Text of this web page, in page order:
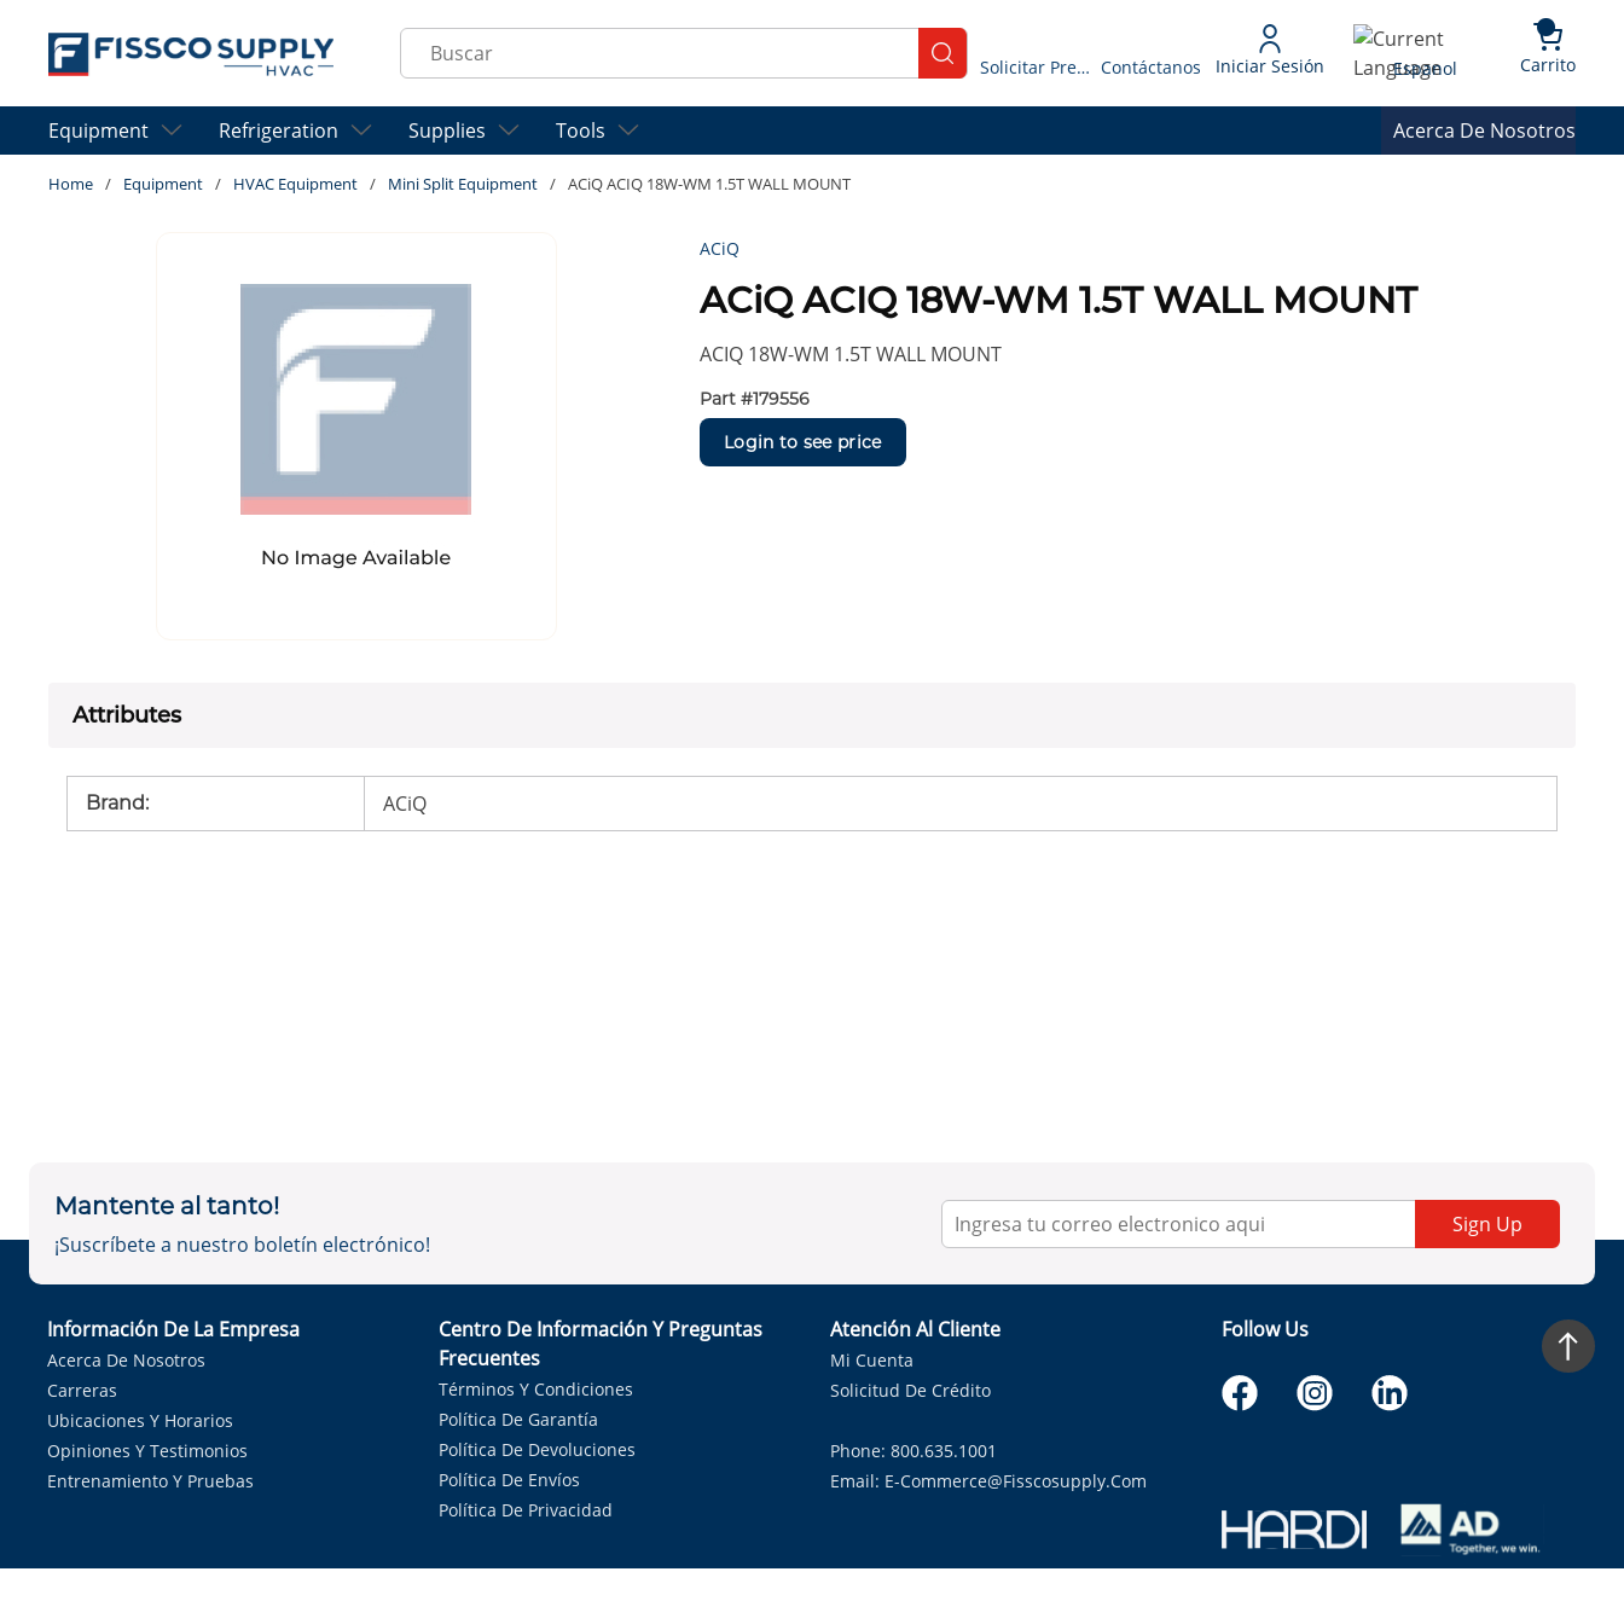
Skip to main content
Site Search
submit search
Solicitar Presupuesto Contáctanos Iniciar Sesión Language
Espanol Carrito{0}
Equipment Refrigeration Supplies Tools Acerca De Nosotros
Home / Equipment / HVAC Equipment / Mini Split Equipment / ACiQ ACIQ 18W-WM 1.5T WALL MOUNT
ACiQ
ACiQ ACIQ 18W-WM 1.5T WALL MOUNT
ACIQ 18W-WM 1.5T WALL MOUNT
Part #179556
Login to see price
Attributes
Brand: ACiQ
Mantente al tanto!
¡Suscríbete a nuestro boletín electrónico!
Sign Up
Información De La Empresa
Acerca De Nosotros
Carreras
Ubicaciones Y Horarios
Opiniones Y Testimonios
Entrenamiento Y Pruebas
Centro De Información Y Preguntas
Frecuentes
Términos Y Condiciones
Política De Garantía
Política De Devoluciones
Política De Envíos
Política De Privacidad
Atención Al Cliente
Mi Cuenta
Solicitud De Crédito
Phone: 800.635.1001
Email: E-Commerce@fisscosupply.com
Follow Us